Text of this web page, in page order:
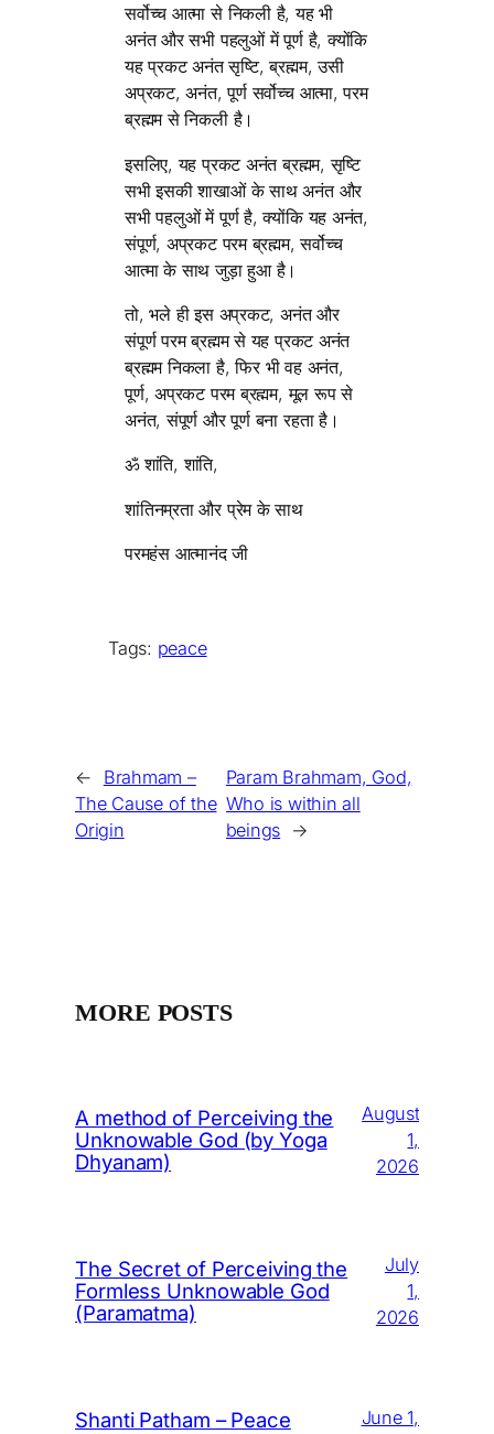
सर्वोच्च आत्मा से निकली है, यह भी
अनंत और सभी पहलुओं में पूर्ण है, क्योंकि
यह प्रकट अनंत सृष्टि, ब्रह्मम, उसी
अप्रकट, अनंत, पूर्ण सर्वोच्च आत्मा, परम
ब्रह्मम से निकली है।
इसलिए, यह प्रकट अनंत ब्रह्मम, सृष्टि
सभी इसकी शाखाओं के साथ अनंत और
सभी पहलुओं में पूर्ण है, क्योंकि यह अनंत,
संपूर्ण, अप्रकट परम ब्रह्मम, सर्वोच्च
आत्मा के साथ जुड़ा हुआ है।
तो, भले ही इस अप्रकट, अनंत और
संपूर्ण परम ब्रह्मम से यह प्रकट अनंत
ब्रह्मम निकला है, फिर भी वह अनंत,
पूर्ण, अप्रकट परम ब्रह्मम, मूल रूप से
अनंत, संपूर्ण और पूर्ण बना रहता है।
ॐ शांति, शांति,
शांतिनम्रता और प्रेम के साथ
परमहंस आत्मानंद जी
Tags: peace
←
Brahmam –
The Cause of the
Origin
Param Brahmam, God,
Who is within all
beings →
MORE POSTS
A method of Perceiving the
Unknowable God (by Yoga
Dhyanam)
August
1,
2026
The Secret of Perceiving the
Formless Unknowable God
(Paramatma)
July
1,
2026
Shanti Patham – Peace
June 1,